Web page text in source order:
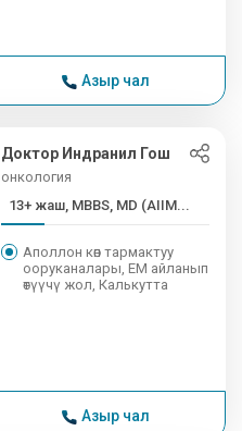
Азыр чал
Доктор Индранил Гош
онкология
13+ жаш, MBBS, MD (AIIM...
Аполлон көп тармактуу
ооруканалары, EM айланып
өтүүчү жол, Калькутта
Азыр чал